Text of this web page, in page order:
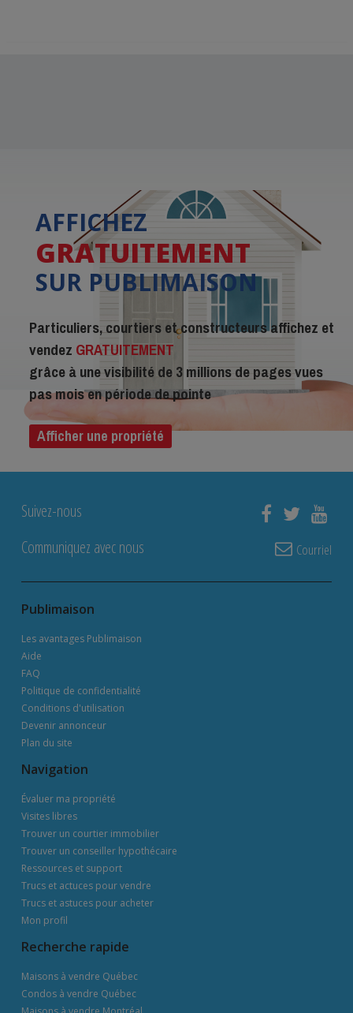
AFFICHEZ
GRATUITEMENT
SUR PUBLIMAISON
Particuliers, courtiers et constructeurs affichez et
vendez GRATUITEMENT
grâce à une visibilité de 3 millions de pages vues
pas mois en période de pointe
Afficher une propriété
Suivez-nous
Communiquez avec nous
Courriel
Publimaison
Les avantages Publimaison
Aide
FAQ
Politique de confidentialité
Conditions d'utilisation
Devenir annonceur
Plan du site
Navigation
Évaluer ma propriété
Visites libres
Trouver un courtier immobilier
Trouver un conseiller hypothécaire
Ressources et support
Trucs et actuces pour vendre
Trucs et astuces pour acheter
Mon profil
Recherche rapide
Maisons à vendre Québec
Condos à vendre Québec